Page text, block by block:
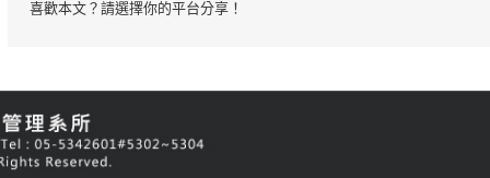
喜歡本文？請選擇你的平台分享！